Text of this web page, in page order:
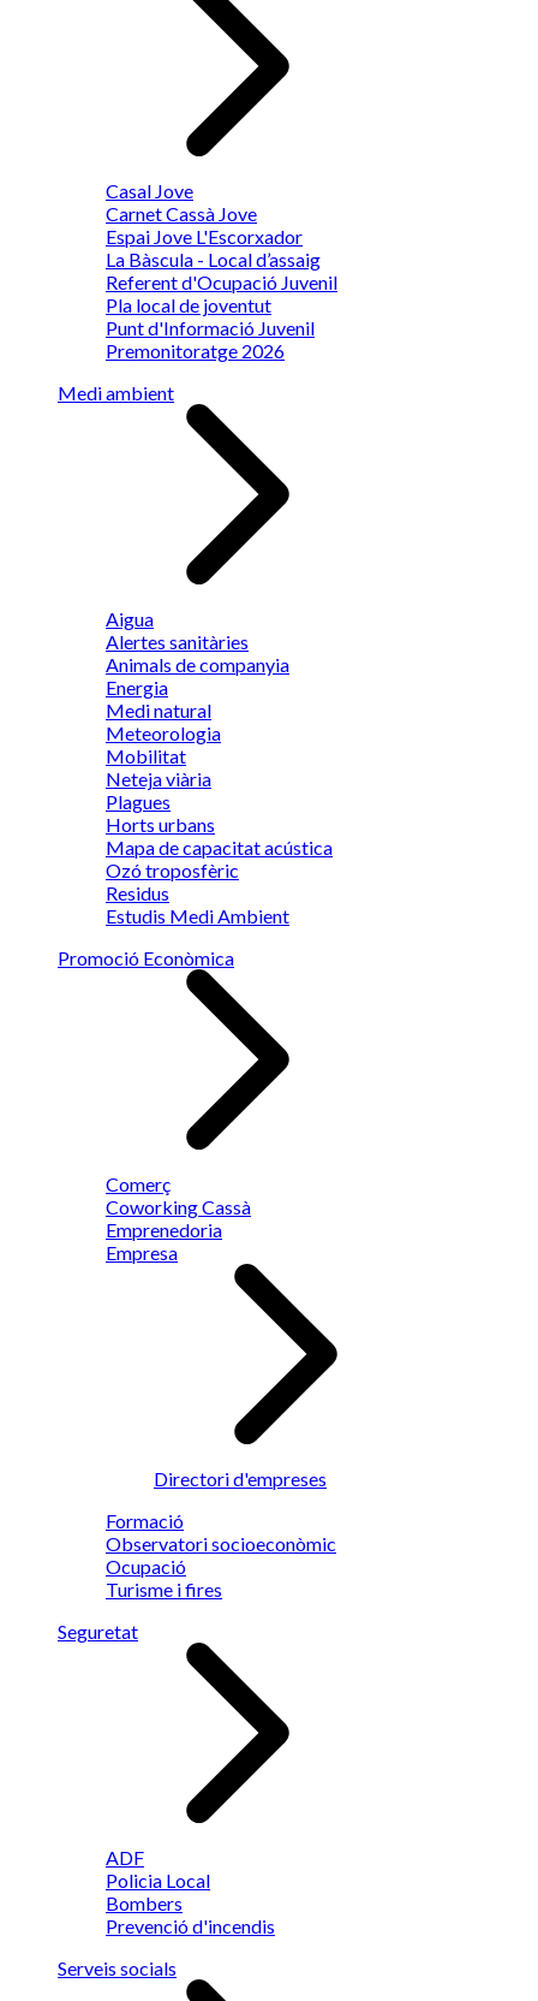
Casal Jove
Carnet Cassà Jove
Espai Jove L'Escorxador
La Bàscula - Local d’assaig
Referent d'Ocupació Juvenil
Pla local de joventut
Punt d'Informació Juvenil
Premonitoratge 2026
Medi ambient
Aigua
Alertes sanitàries
Animals de companyia
Energia
Medi natural
Meteorologia
Mobilitat
Neteja viària
Plagues
Horts urbans
Mapa de capacitat acústica
Ozó troposfèric
Residus
Estudis Medi Ambient
Promoció Econòmica
Comerç
Coworking Cassà
Emprenedoria
Empresa
Directori d'empreses
Formació
Observatori socioeconòmic
Ocupació
Turisme i fires
Seguretat
ADF
Policia Local
Bombers
Prevenció d'incendis
Serveis socials